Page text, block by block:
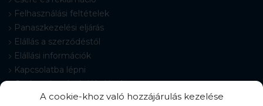
A cookie-khoz való hozzájárulás kezelése
Felhasználási feltételek
Panaszkezelési eljárás
Elállás a szerződéstől
Elállási információk
Kapcsolatba lépni
Gyakran Ismételt Kérdések
Cookie-beállítások